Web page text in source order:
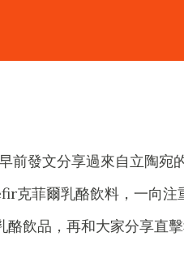
前發文分享過來自立陶
克菲爾乳酪飲料，一向注
飲品，再和大家分享直擊